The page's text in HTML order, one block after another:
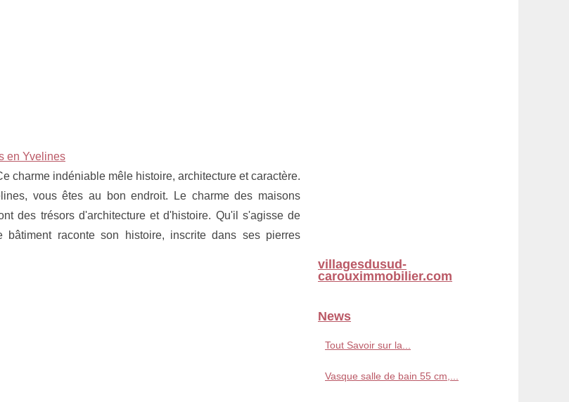
en Yvelines
charme indéniable mêle histoire, architecture et caractère.
vous êtes au bon endroit. Le charme des maisons
des trésors d'architecture et d'histoire. Qu'il s'agisse de
raconte son histoire, inscrite dans ses pierres
villagesdusud-
carouximmobilier.com
News
Tout Savoir sur la...
Vasque salle de bain 55 cm,...